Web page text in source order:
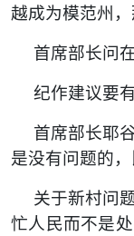
越成为模范州
首席部长问在
纪作建议要有
首席部长耶
是没有问题的
关于新村问
忙人民而不是